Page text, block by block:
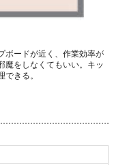
ボードが近く、作業効率が
魔をしなくてもいい。キッ
きる。